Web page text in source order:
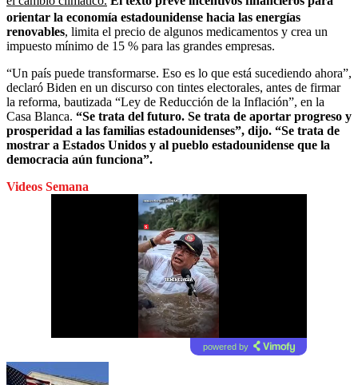
orientar la economía estadounidense hacia las energías
renovables, limita el precio de algunos medicamentos y crea un
impuesto mínimo de 15 % para las grandes empresas.
“Un país puede transformarse. Eso es lo que está sucediendo ahora”,
declaró Biden en un discurso con tintes electorales, antes de firmar
la reforma, bautizada “Ley de Reducción de la Inflación”, en la
Casa Blanca. “Se trata del futuro. Se trata de aportar progreso y
prosperidad a las familias estadounidenses”, dijo. “Se trata de
mostrar a Estados Unidos y al pueblo estadounidense que la
democracia aún funciona”.
Videos Semana
powered by